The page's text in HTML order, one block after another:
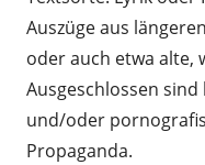
Auszüge aus
oder auch etwa alte,
Ausgeschlossen
und/oder
Propaganda.